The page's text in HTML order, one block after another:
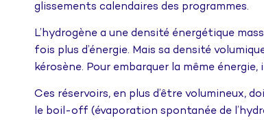
glissements calendaires des programmes.
L’hydrogène a une densité énergétique
fois plus d’énergie. Mais sa densité
kérosène. Pour embarquer la même
Ces réservoirs, en plus d’être volumineux,
le boil-off (évaporation spontanée de